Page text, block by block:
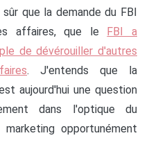
que la demande du FBI
affaires, que le FBI a
de dévérouiller d'autres
. J'entends que la
aujourd'hui une question
dans l'optique du
opportunément